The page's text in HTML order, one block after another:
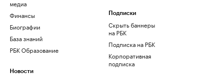
медиа
Финансы
Биографии
База знаний
РБК Образование
Новости
Подписки
Скрыть баннеры
на РБК
Подписка на РБК
Корпоративная
подписка